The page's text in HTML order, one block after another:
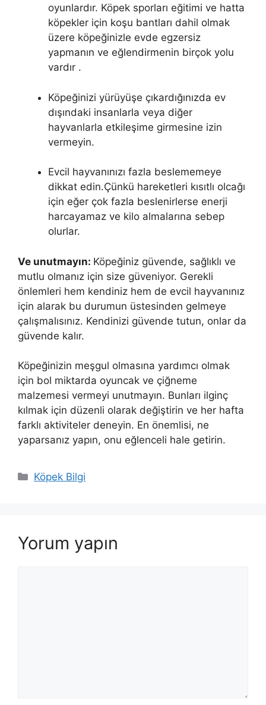
oyunlardır. Köpek sporları eğitimi ve hatta
köpekler için koşu bantları dahil olmak
üzere köpeğinizle evde egzersiz
yapmanın ve eğlendirmenin birçok yolu
vardır .
Köpeğinizi yürüyüşe çıkardığınızda ev
dışındaki insanlarla veya diğer
hayvanlarla etkileşime girmesine izin
vermeyin.
Evcil hayvanınızı fazla beslememeye
dikkat edin.Çünkü hareketleri kısıtlı olcağı
için eğer çok fazla beslenirlerse enerji
harcayamaz ve kilo almalarına sebep
olurlar.
Ve unutmayın: Köpeğiniz güvende, sağlıklı ve
mutlu olmanız için size güveniyor. Gerekli
önlemleri hem kendiniz hem de evcil hayvanınız
için alarak bu durumun üstesinden gelmeye
çalışmalısınız. Kendinizi güvende tutun, onlar da
güvende kalır.
Köpeğinizin meşgul olmasına yardımcı olmak
için bol miktarda oyuncak ve çiğneme
malzemesi vermeyi unutmayın. Bunları ilginç
kılmak için düzenli olarak değiştirin ve her hafta
farklı aktiviteler deneyin. En önemlisi, ne
yaparsanız yapın, onu eğlenceli hale getirin.
Kategoriler
Köpek Bilgi
Yorum yapın